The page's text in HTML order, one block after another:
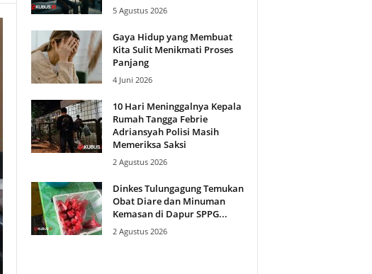
5 Agustus 2026
Gaya Hidup yang Membuat
Kita Sulit Menikmati Proses
Panjang
4 Juni 2026
10 Hari Meninggalnya Kepala
Rumah Tangga Febrie
Adriansyah Polisi Masih
Memeriksa Saksi
2 Agustus 2026
Dinkes Tulungagung Temukan
Obat Diare dan Minuman
Kemasan di Dapur SPPG...
2 Agustus 2026